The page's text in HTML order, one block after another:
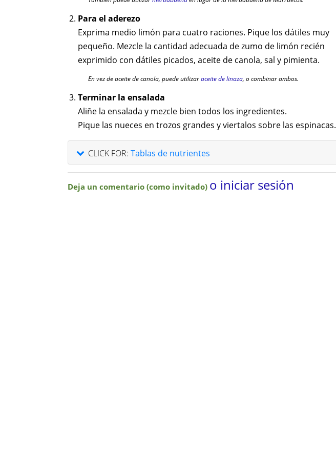
Para el aderezo
Exprima medio limón para cuatro raciones. Pique los dátiles muy
pequeño. Mezcle la cantidad adecuada de zumo de limón recién
exprimido con dátiles picados, aceite de canola, sal y pimienta.
En vez de aceite de canola, puede utilizaraceite de linaza, o combinar ambos.
Terminar la ensalada
Aliñe la ensalada y mezcle bien todos los ingredientes.
Pique las nueces en trozos grandes y viertalos sobre las espinacas.
CLICK FOR: Tablas de nutrientes
Deja un comentario (como invitado) o iniciar sesión